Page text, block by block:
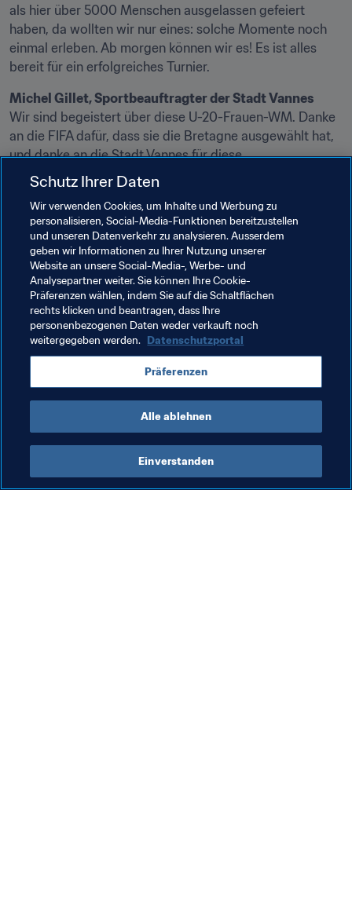
als hier über 5000 Menschen ausgelassen gefeiert
haben, da wollten wir nur eines: solche Momente noch
einmal erleben. Ab morgen können wir es! Es ist alles
bereit für ein erfolgreiches Turnier.
Michel Gillet, Sportbeauftragter der Stadt Vannes
Wir sind begeistert über diese U-20-Frauen-WM. Danke
an die FIFA dafür, dass sie die Bretagne ausgewählt hat,
und danke an die Stadt Vannes für diese
Weltmeisterschaft. Dank ihr ist Vannes jetzt international
präsent. Danke auch Ihnen und danke an den
französischen Verband. Bedanken möchte ich mich auch
noch einmal ausdrücklich bei der Ligue de Bretagne de
Football und der Stadt Vannes.
Verwandte Themen
Turniere
FIFA U-20-Frauen-Weltmeisterschaft Frankreich
2018
Schutz Ihrer Daten
Wir verwenden Cookies, um Inhalte und Werbung zu
personalisieren, Social-Media-Funktionen bereitzustellen
und unseren Datenverkehr zu analysieren. Ausserdem
geben wir Informationen zu Ihrer Nutzung unserer
Website an unsere Social-Media-, Werbe- und
Analysepartner weiter. Sie können Ihre Cookie-
Präferenzen wählen, indem Sie auf die Schaltflächen
rechts klicken und beantragen, dass Ihre
personenbezogenen Daten weder verkauft noch
weitergegeben werden. Datenschutzportal
Präferenzen
Alle ablehnen
Einverstanden